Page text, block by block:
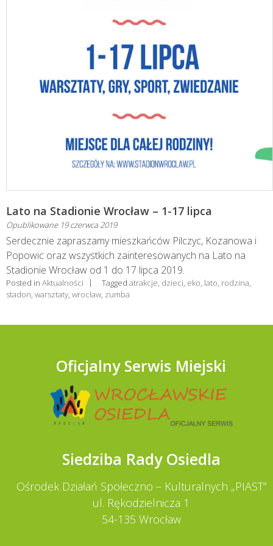
Lato na Stadionie Wrocław – 1-17 lipca
Opublikowane 19 czerwca 2019
Serdecznie zapraszamy mieszkańców Pilczyc, Kozanowa i
Popowic oraz wszystkich zainteresowanych na Lato na
Stadionie Wrocław od 1 do 17 lipca 2019.
Posted in Aktualności Tagged atrakcje dzieci eko lato rodzina
stadon warsztaty wrocław zumba
Oficjalny Serwis Miejski
Siedziba Rady Osiedla
Ośrodek Działań Społeczno – Kulturalnych „PIAST”
ul. Rękodzielnicza 1
54-135 Wrocław